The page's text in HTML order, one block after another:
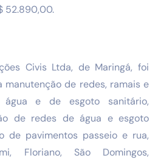
52.890,00.
Civis Ltda, de Maringá, foi
de redes, ramais e
e de esgoto sanitário,
de redes de água e esgoto
de pavimentos passeio e rua,
Floriano, São Domingos,